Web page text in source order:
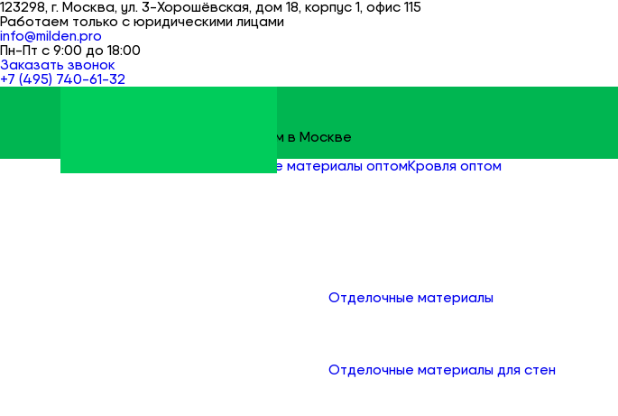
123298, г. Москва, ул. 3-Хорошёвская, дом 18, корпус 1, офис 115
Работаем только с юридическими лицами
info@milden.pro
Пн-Пт с 9:00 до 18:00
Заказать звонок
+7 (495) 740-61-32
Строительные материалы оптом в Москве
Отделочные материалы
Отделочные материалы для стен
Строительные материалы оптомКровля оптом